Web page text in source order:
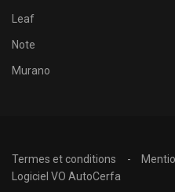
Leaf
Note
Murano
Termes et conditions
Logiciel VO AutoCerfa